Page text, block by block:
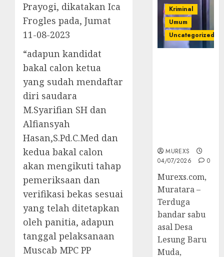
Prayogi, dikatakan Ica
Frogles pada, Jumat
11-08-2023
“adapun kandidat
bakal calon ketua
yang sudah mendaftar
diri saudara
M.Syarifian SH dan
Alfiansyah
Hasan,S.Pd.C.Med dan
kedua bakal calon
akan mengikuti tahap
pemeriksaan dan
verifikasi bekas sesuai
yang telah ditetapkan
oleh panitia, adapun
tanggal pelaksanaan
Muscab MPC PP
Kriminal
Umum
Uncategorized
MUREXS
04/07/2026
0
Murexs.com,
Muratara –
Terduga
bandar sabu
asal Desa
Lesung Baru
Muda,